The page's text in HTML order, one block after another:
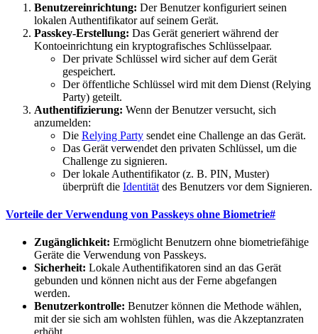
Benutzereinrichtung: Der Benutzer konfiguriert seinen
lokalen Authentifikator auf seinem Gerät.
Passkey-Erstellung: Das Gerät generiert während der
Kontoeinrichtung ein kryptografisches Schlüsselpaar.
Der private Schlüssel wird sicher auf dem Gerät
gespeichert.
Der öffentliche Schlüssel wird mit dem Dienst (Relying
Party) geteilt.
Authentifizierung: Wenn der Benutzer versucht, sich
anzumelden:
Die Relying Party sendet eine Challenge an das Gerät.
Das Gerät verwendet den privaten Schlüssel, um die
Challenge zu signieren.
Der lokale Authentifikator (z. B. PIN, Muster)
überprüft die Identität des Benutzers vor dem Signieren.
Vorteile der Verwendung von Passkeys ohne Biometrie#
Zugänglichkeit: Ermöglicht Benutzern ohne biometriefähige
Geräte die Verwendung von Passkeys.
Sicherheit: Lokale Authentifikatoren sind an das Gerät
gebunden und können nicht aus der Ferne abgefangen
werden.
Benutzerkontrolle: Benutzer können die Methode wählen,
mit der sie sich am wohlsten fühlen, was die Akzeptanzraten